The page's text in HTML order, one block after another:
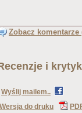
Zobacz komentarze
i
Wyślij mailem..
Wersja do druku